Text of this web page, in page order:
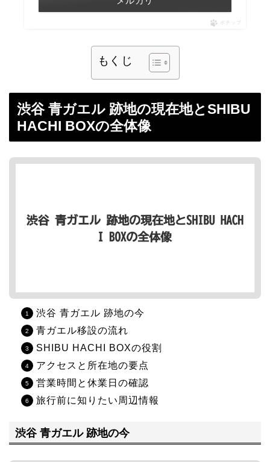
ポチップ
もくじ
渋谷 青ガエル 跡地の現在地とSHIBU
HACHI BOXの全体像
渋谷 青ガエル 跡地の今
青ガエル移設の流れ
SHIBU HACHI BOXの役割
アクセスと所在地の要点
営業時間と休業日の確認
旅行前に知りたい周辺情報
渋谷 青ガエル 跡地の今